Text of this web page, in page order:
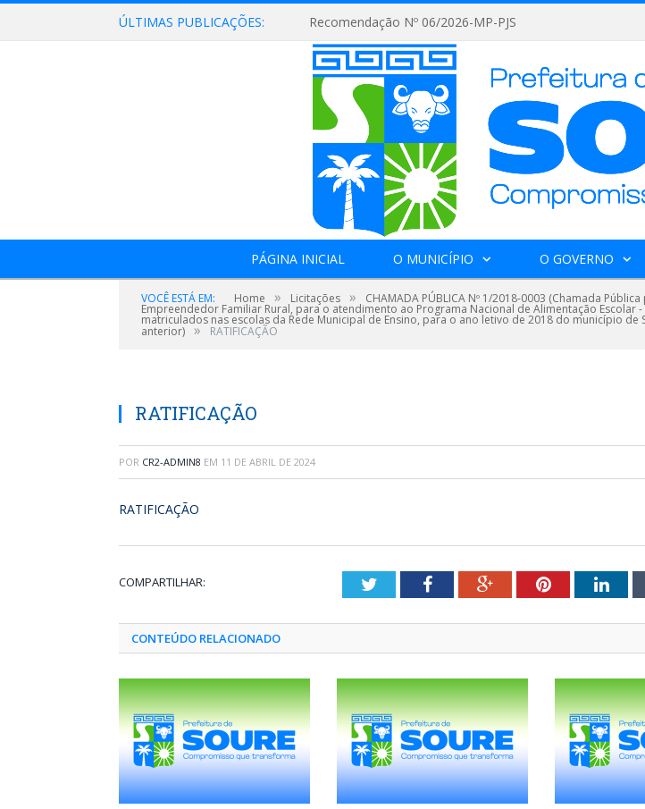
ÚLTIMAS PUBLICAÇÕES: Recomendação Nº 06/2026-MP-PJS
PÁGINA INICIAL O MUNICÍPIO O GOVERNO
VOCÊ ESTÁ EM: Home » Licitações » CHAMADA PÚBLICA Nº 1/2018-0003 (Chamada
Empreendedor Familiar Rural, para o atendimento ao Programa Nacional de Alimentação
matriculados nas escolas da Rede Municipal de Ensino, para o ano letivo de 2018 do município
anterior) » RATIFICAÇÃO
RATIFICAÇÃO
POR CR2-ADMIN8 EM 11 DE ABRIL DE 2024
RATIFICAÇÃO
COMPARTILHAR: TwitterFacebookGoogle+Pinterest
CONTEÚDO RELACIONADO